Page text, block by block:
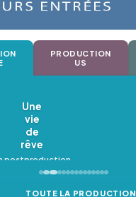
PRODUCTION
US
Oldeupe
En postproduction
TOUTE LA PRODUCTION